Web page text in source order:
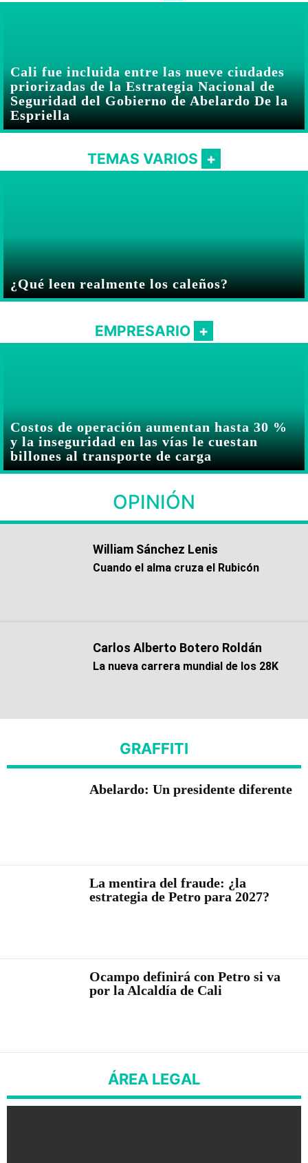
Cali fue incluida entre las nueve ciudades
priorizadas de la Estrategia Nacional de
Seguridad del Gobierno de Abelardo De la
Espriella
TEMAS VARIOS
¿Qué leen realmente los caleños?
EMPRESARIO
Costos de operación aumentan hasta 30 %
y la inseguridad en las vías le cuestan
billones al transporte de carga
OPINIÓN
William Sánchez Lenis
Cuando el alma cruza el Rubicón
Carlos Alberto Botero Roldán
La nueva carrera mundial de los 28K
GRAFFITI
Abelardo: Un presidente diferente
La mentira del fraude: ¿la
estrategia de Petro para 2027?
Ocampo definirá con Petro si va
por la Alcaldía de Cali
ÁREA LEGAL